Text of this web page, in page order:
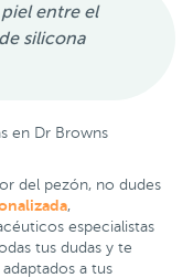
entre el
silicona
en Dr Browns
del pezón, no dudes
,
especialistas
tus dudas y te
a tus